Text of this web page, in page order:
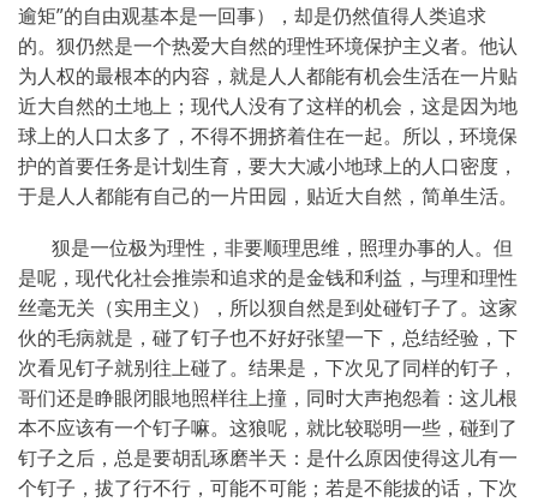
逾矩”的自由观基本是一回事），却是仍然值得人类追求
的。狈仍然是一个热爱大自然的理性环境保护主义者。他认
为人权的最根本的内容，就是人人都能有机会生活在一片贴
近大自然的土地上；现代人没有了这样的机会，这是因为地
球上的人口太多了，不得不拥挤着住在一起。所以，环境保
护的首要任务是计划生育，要大大减小地球上的人口密度，
于是人人都能有自己的一片田园，贴近大自然，简单生活。
狈是一位极为理性，非要顺理思维，照理办事的人。但
是呢，现代化社会推崇和追求的是金钱和利益，与理和理性
丝毫无关（实用主义），所以狈自然是到处碰钉子了。这家
伙的毛病就是，碰了钉子也不好好张望一下，总结经验，下
次看见钉子就别往上碰了。结果是，下次见了同样的钉子，
哥们还是睁眼闭眼地照样往上撞，同时大声抱怨着：这儿根
本不应该有一个钉子嘛。这狼呢，就比较聪明一些，碰到了
钉子之后，总是要胡乱琢磨半天：是什么原因使得这儿有一
个钉子，拔了行不行，可能不可能；若是不能拔的话，下次